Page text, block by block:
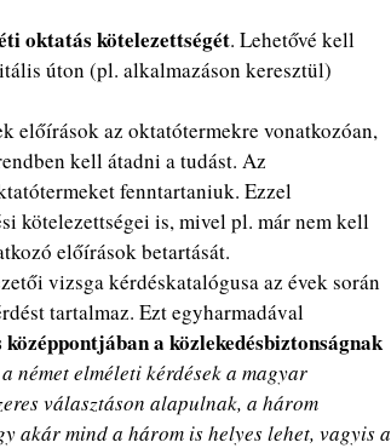
oktatás kötelezettségét. Lehetővé kell
úton (pl. alkalmazáson keresztül)
előírások az oktatótermekre vonatkozóan,
kell átadni a tudást. Az
fenntartaniuk. Ezzel
kötelezettségei is, mivel pl. már nem kell
előírások betartását.
vizsga kérdéskatalógusa az évek során
tartalmaz. Ezt egyharmadával
a közlekedésbiztonságnak
német elméleti kérdések a magyar
választáson alapulnak, a három
akár mind a három is helyes lehet, vagyis a